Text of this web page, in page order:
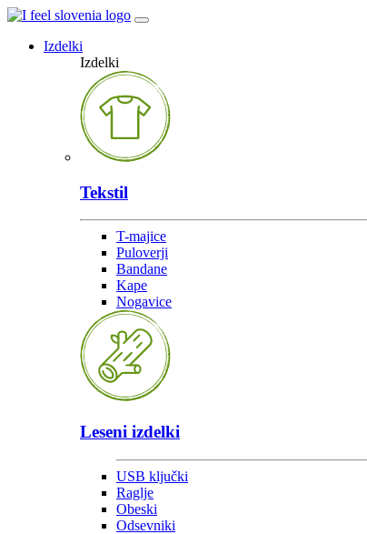
Izdelki
Izdelki
Tekstil
T-majice
Puloverji
Bandane
Kape
Nogavice
Leseni izdelki
USB ključki
Raglje
Obeski
Odsevniki